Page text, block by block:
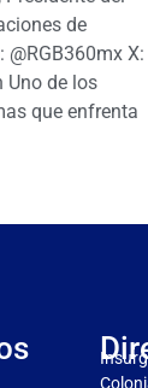
de
@RGB360mx X:
Uno de los
que enfrenta